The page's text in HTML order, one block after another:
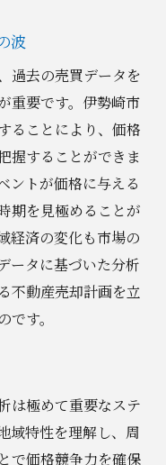
域特性
の心
する群馬県伊勢崎
ためのヒント
逃さない方法
ングのサイン
えるコツ
える影響
戦略の立案
功例の紹介
与える影響
のコミュニケー
波
過去の売買データを
重要です。伊勢崎市
ることにより、価格
握することができま
ントが価格に与える
期を見極めることが
経済の変化も市場の
ータに基づいた分析
不動産売却計画を立
す。
は極めて重要なステ
域特性を理解し、周
で価格競争力を確保